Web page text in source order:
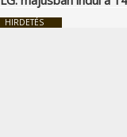
HIRDETÉS